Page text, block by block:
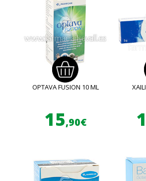
OPTAVA FUSION 10 ML
15,90€